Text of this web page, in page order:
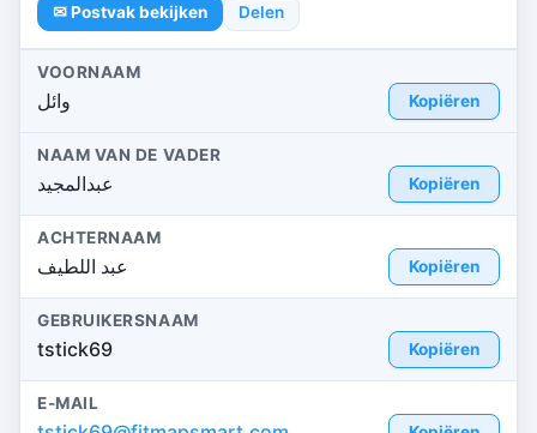
✉ Postvak bekijken Delen
VOORNAAM
وائل Kopiëren
NAAM VAN DE VADER
عبدالمجيد Kopiëren
ACHTERNAAM
عبد اللطيف Kopiëren
GEBRUIKERSNAAM
tstick69 Kopiëren
E-MAIL